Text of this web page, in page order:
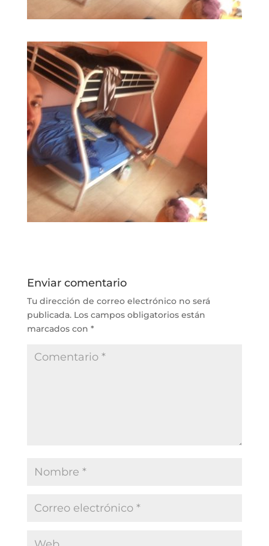
Enviar comentario
Tu dirección de correo electrónico no será
publicada. Los campos obligatorios están
marcados con *